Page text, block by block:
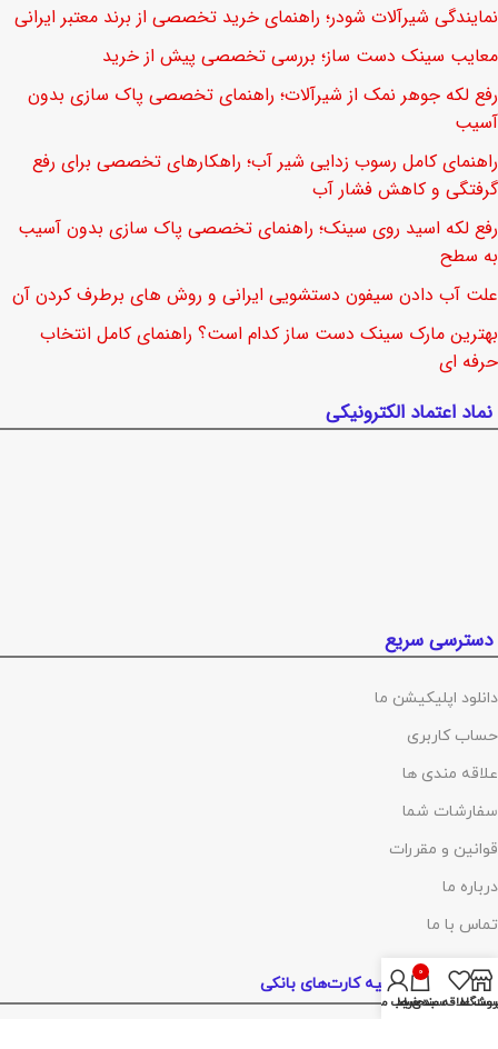
نمایندگی شیرآلات شودر؛ راهنمای خرید تخصصی از برند معتبر ایرانی
معایب سینک دست ساز؛ بررسی تخصصی پیش از خرید
رفع لکه جوهر نمک از شیرآلات؛ راهنمای تخصصی پاک سازی بدون
آسیب
راهنمای کامل رسوب زدایی شیر آب؛ راهکارهای تخصصی برای رفع
گرفتگی و کاهش فشار آب
رفع لکه اسید روی سینک؛ راهنمای تخصصی پاک سازی بدون آسیب
به سطح
علت آب دادن سیفون دستشویی ایرانی و روش های برطرف کردن آن
بهترین مارک سینک دست ساز کدام است؟ راهنمای کامل انتخاب
حرفه ای
نماد اعتماد الکترونیکی
دسترسی سریع
دانلود اپلیکیشن ما
حساب کاربری
علاقه مندی ها
سفارشات شما
قوانین و مقررات
درباره ما
تماس با ما
پرداخت توسط کلیه کارت‌های بانکی
علاقه مندی ها
0
سبد خرید
حساب من